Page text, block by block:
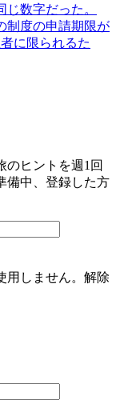
数字だった。
制度の申請期限が
に限られるた
のヒントを週1回
備中、登録した方
用しません。解除